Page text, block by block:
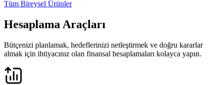
Tüm Bireysel Ürünler
Hesaplama Araçları
Bütçenizi planlamak, hedeflerinizi netleştirmek ve doğru kararlar
almak için ihtiyacınız olan finansal hesaplamaları kolayca yapın.